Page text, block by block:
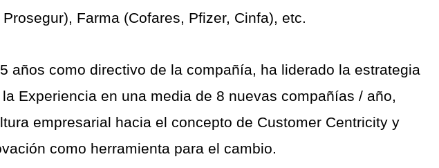
Farma (Cofares, Pfizer, Cinfa), etc.
años como directivo de la compañía, ha liderado la estrategia
Experiencia en una media de 8 nuevas compañías / año,
empresarial hacia el concepto de Customer Centricity y
como herramienta para el cambio.